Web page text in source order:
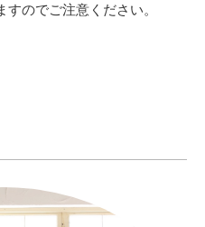
のでご注意ください。